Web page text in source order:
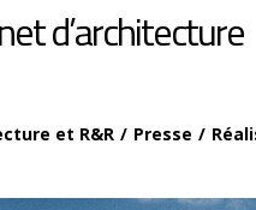
d’architecture
et R&R Presse